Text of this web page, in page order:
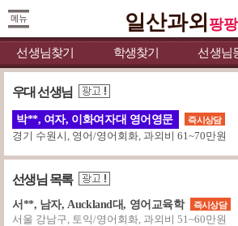
일산과외 팡팡
선생님찾기 학생찾기 선생님
우대 선생님
박**, 여자, 이화여자대 영어영문 즉시상담
경기 수원시, 영어/영어회화, 과외비 61~70만원
선생님 목록
서**, 남자, Auckland대, 영어교육학 즉시상담
서울 강남구, 토익/영어회화, 과외비 51~60만원